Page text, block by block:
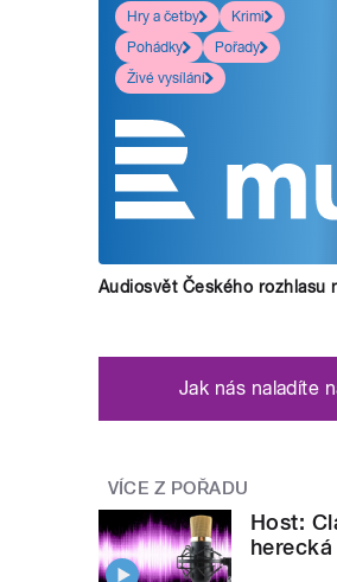
Hry a četby
Krimi
Pohádky
Pořady
Živé vysílání
Audiosvět Českého rozhlasu
Jak nás naladíte
VÍCE Z POŘADU
Host: